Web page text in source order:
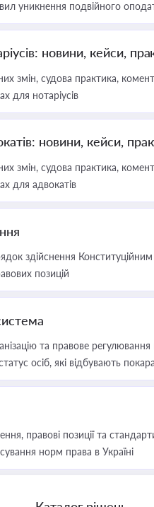
уникнення подвійного
новини, кейси,
змін, судова практика,
для нотаріусів
новини, кейси,
змін, судова практика,
для адвокатів
здійснення
позицій
та правове регулювання
осіб, які відбувають
правові позиції та
норм права в Україні